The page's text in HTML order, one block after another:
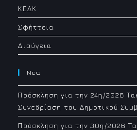
ΚΕΔΚ
Σφήττεια
Διαύγεια
Νεα
Πρόσκληση για την 24η/2026
Συνεδρίαση του Δημοτικού
Πρόσκληση για την 30η/2026